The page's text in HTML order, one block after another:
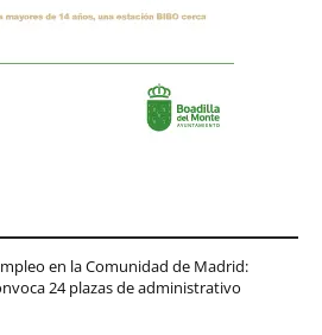
en la Comunidad de Madrid:
24 plazas de administrativo